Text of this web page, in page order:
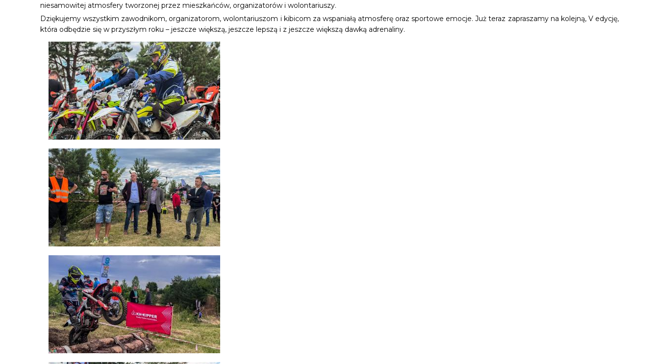
niesamowitej atmosfery tworzonej przez mieszkańców, organizatorów i wolontariuszy.
Dziękujemy wszystkim zawodnikom, organizatorom, wolontariuszom i kibicom za wspaniałą atmosferę oraz sportowe emocje. Już teraz zapraszamy na kolejną, V edycję,
która odbędzie się w przyszłym roku – jeszcze większą, jeszcze lepszą i z jeszcze większą dawką adrenaliny.